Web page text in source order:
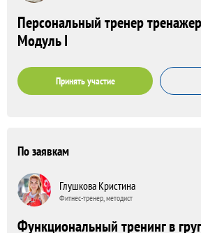
Персональный тренер
Модуль I
Принять участие
По заявкам
Глушкова Кристина
Фитнес-тренер, методист
Функциональный тренинг в